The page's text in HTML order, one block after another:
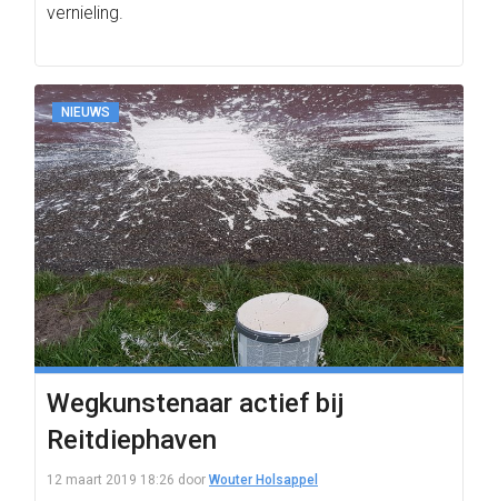
vernieling.
NIEUWS
Wegkunstenaar actief bij
Reitdiephaven
12 maart 2019 18:26 door Wouter Holsappel